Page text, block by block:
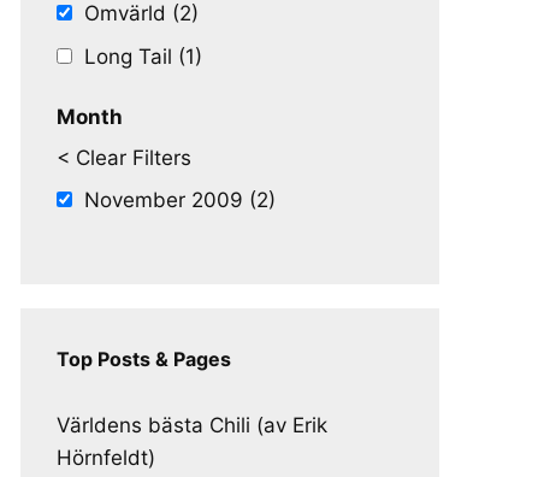
Omvärld (2)
Long Tail (1)
Month
< Clear Filters
November 2009 (2)
Top Posts & Pages
Världens bästa Chili (av Erik
Hörnfeldt)